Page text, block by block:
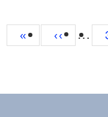
First
page
«
Previous
page
‹‹ …